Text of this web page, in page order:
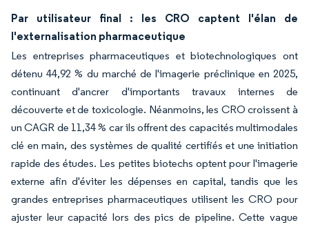
Par utilisateur final : les CRO captent l'élan de
l'externalisation pharmaceutique
Les entreprises pharmaceutiques et biotechnologiques ont
détenu 44,92 % du marché de l'imagerie préclinique en 2025,
continuant d'ancrer d'importants travaux internes de
découverte et de toxicologie. Néanmoins, les CRO croissent à
un CAGR de 11,34 % car ils offrent des capacités multimodales
clé en main, des systèmes de qualité certifiés et une initiation
rapide des études. Les petites biotechs optent pour l'imagerie
externe afin d'éviter les dépenses en capital, tandis que les
grandes entreprises pharmaceutiques utilisent les CRO pour
ajuster leur capacité lors des pics de pipeline. Cette vague